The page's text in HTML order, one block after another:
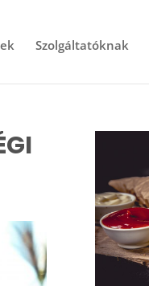
Szolgáltatóknak